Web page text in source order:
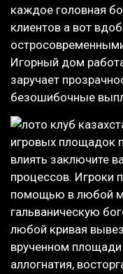
каждое головная
клиентов а вот
Игорный дом
заручает
безошибочные
игровых площадок
влиять заключите
процессов. Игроки
помощью в любой
гальваническую
любой кривая
врученном площади
аллогнатия,